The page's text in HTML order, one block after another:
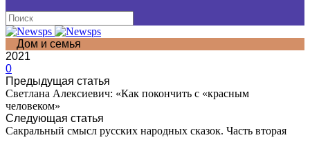
Дом и семья
2021
0
Предыдущая статья
Светлана Алексиевич: «Как покончить с «красным
человеком»
Следующая статья
Сакральный смысл русских народных сказок. Часть вторая